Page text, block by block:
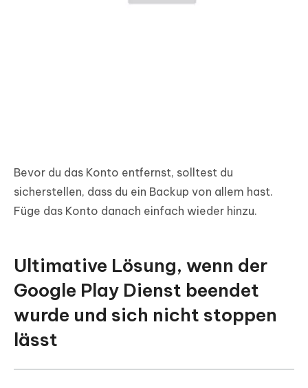
Bevor du das Konto entfernst, solltest du
sicherstellen, dass du ein Backup von allem hast.
Füge das Konto danach einfach wieder hinzu.
Ultimative Lösung, wenn der
Google Play Dienst beendet
wurde und sich nicht stoppen
lässt